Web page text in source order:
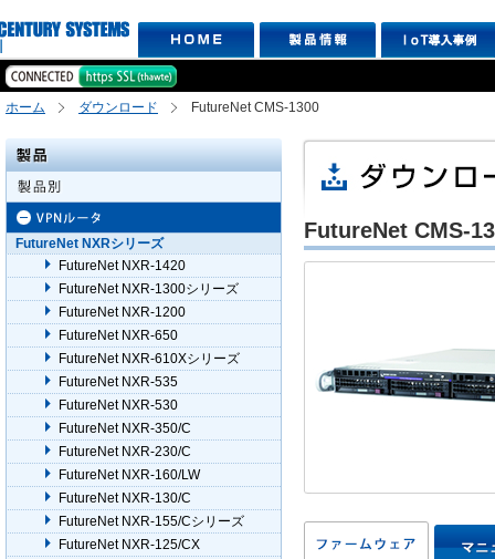
ホーム ダウンロード FutureNet CMS-1300
FutureNet CMS-
FutureNet NXRシリーズ
FutureNet NXR-1420
FutureNet NXR-1300シリーズ
FutureNet NXR-1200
FutureNet NXR-650
FutureNet NXR-610Xシリーズ
FutureNet NXR-535
FutureNet NXR-530
FutureNet NXR-350/C
FutureNet NXR-230/C
FutureNet NXR-160/LW
FutureNet NXR-130/C
FutureNet NXR-155/Cシリーズ
FutureNet NXR-125/CX